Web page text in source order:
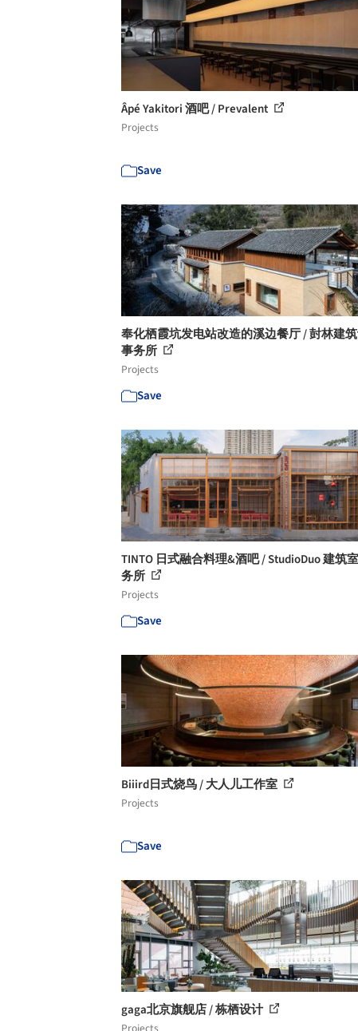
Âpé Yakitori 酒吧 / Prevalent
Projects
Save
奉化栖霞坑发电站改造的溪边餐厅 / 尌林建
事务所
Projects
Save
TINTO 日式融合料理&酒吧 / StudioDuo 建筑
务所
Projects
Save
Biiird日式烧鸟 / 大人儿工作室
Projects
Save
gaga北京旗舰店 / 栋栖设计